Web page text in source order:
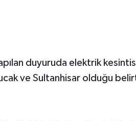
duyuruda elektrik
ve Sultanhisar olduğu